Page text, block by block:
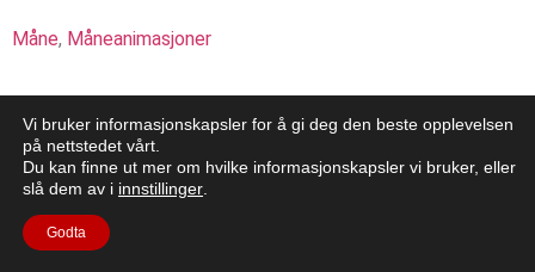
Måne, Måneanimasjoner
Vi bruker informasjonskapsler for å gi deg den beste opplevelsen
på nettstedet vårt.
Du kan finne ut mer om hvilke informasjonskapsler vi bruker, eller
slå dem av i innstillinger
Godta